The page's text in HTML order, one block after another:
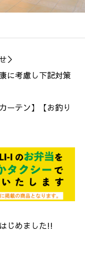
＞
に考慮し下記対策
ーテン】【お釣り
じめました!!